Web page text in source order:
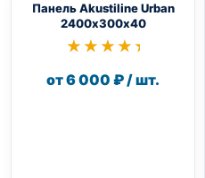
Панель Akustiline Urban
2400х300х40
★★★★★
★★★★★
от 6 000 ₽ / шт.